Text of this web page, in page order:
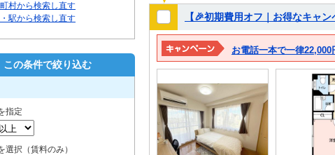
【🎉初期費用オフ｜お得なキャ
お電話一本で一律
村から検索し直す
駅から検索し直す
この条件で絞り込む
指定
選択（賃料のみ）